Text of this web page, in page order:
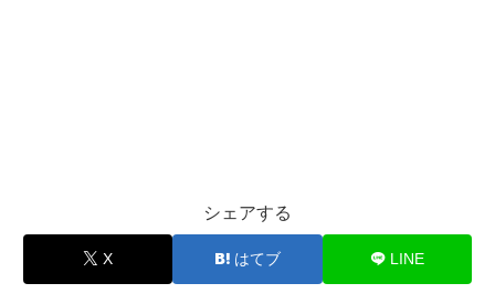
シェアする
X はてブ LINE